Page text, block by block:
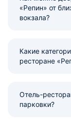
«Репин» от
вокзала?
Какие
ресторане
Отель-
парковки?